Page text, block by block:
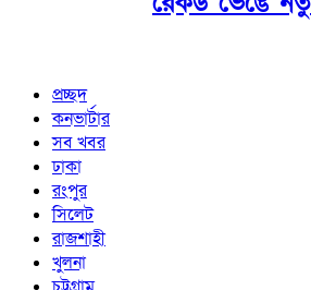
প্রচ্ছদ
কনভার্টার
সব খবর
ঢাকা
রংপুর
সিলেট
রাজশাহী
খুলনা